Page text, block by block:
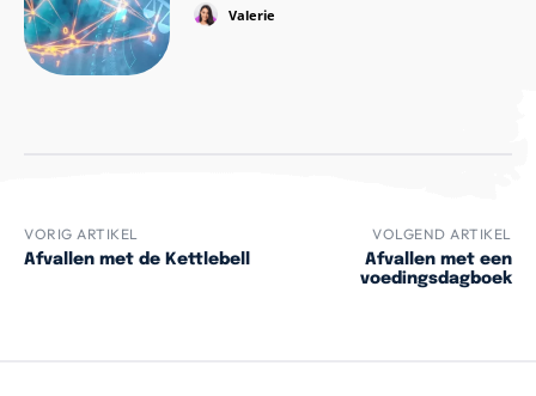
Valerie
VORIG ARTIKEL
Afvallen met de Kettlebell
VOLGEND ARTIKEL
Afvallen met een
voedingsdagboek